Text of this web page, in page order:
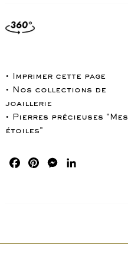
• Imprimer cette page
• Nos collections de
joaillerie
• Pierres précieuses "Mes
étoiles"
FacebookPinterestMessenger